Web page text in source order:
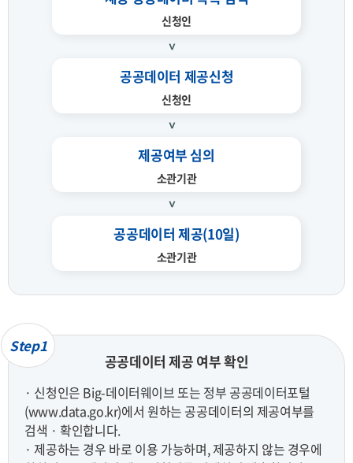
신청인
공공데이터 제공신청
신청인
제공여부 심의
소관기관
공공데이터 제공(10일)
소관기관
Step1
공공데이터 제공 여부 확인
· 신청인은 Big-데이터웨이브 또는 정부 공공데이터포털
(www.data.go.kr)에서 원하는 공공데이터의 제공여부를
검색 · 확인합니다.
· 제공하는 경우 바로 이용 가능하며, 제공하지 않는 경우에